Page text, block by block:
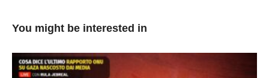
You might be interested in